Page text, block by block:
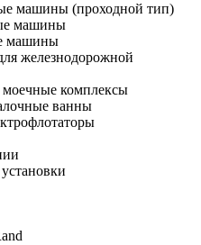
машины (проходной тип)
машины
машины
железнодорожной
комплексы
ванны